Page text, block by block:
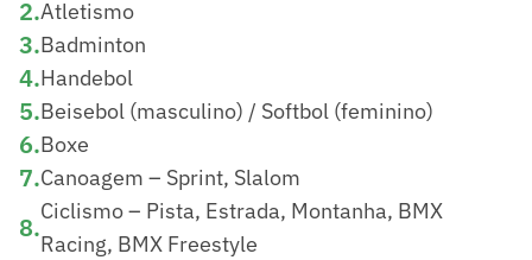
2.Atletismo
3.Badminton
4.Handebol
5.Beisebol (masculino) / Softbol (feminino)
6.Boxe
7.Canoagem – Sprint, Slalom
8.
Ciclismo – Pista, Estrada, Montanha, BMX
Racing, BMX Freestyle